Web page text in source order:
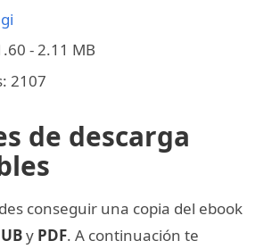
- 2.11 MB
2107
de descarga
conseguir una copia del ebook
y PDF. A continuación te